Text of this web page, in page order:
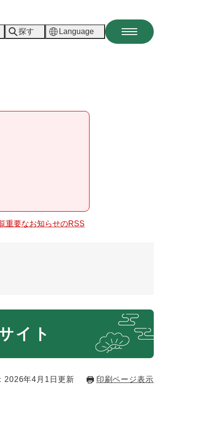
探す Language
重要なお知らせのRSS
イト
2026年4月1日更新 印刷ページ表示